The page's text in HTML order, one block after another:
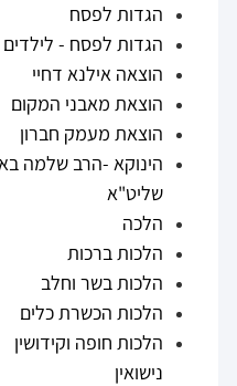
הגדות לפסח
הגדות לפסח - לילדים
הוצאה אילנא דחיי
הוצאת מאבני המקום
הוצאת מעמק חברון
הינוקא -הרב שלמה
שליט"א
הלכה
הלכות ברכות
הלכות בשר וחלב
הלכות הכשרת כלים
הלכות חופה וקידושין
נישואין